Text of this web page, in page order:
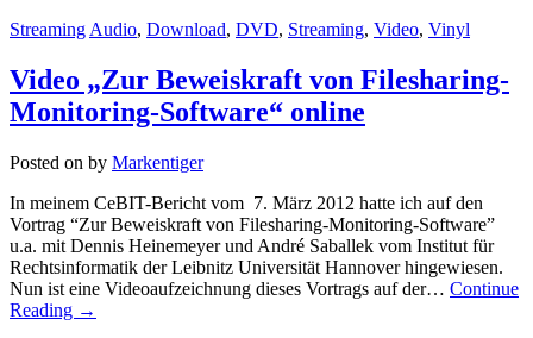
Streaming Audio, Download, DVD, Streaming, Video, Vinyl
Video „Zur Beweiskraft von Filesharing-
Monitoring-Software“ online
Posted on by Markentiger
In meinem CeBIT-Bericht vom 7. März 2012 hatte ich auf den
Vortrag “Zur Beweiskraft von Filesharing-Monitoring-Software”
u.a. mit Dennis Heinemeyer und André Saballek vom Institut für
Rechtsinformatik der Leibnitz Universität Hannover hingewiesen.
Nun ist eine Videoaufzeichnung dieses Vortrags auf der… Continue
Reading →